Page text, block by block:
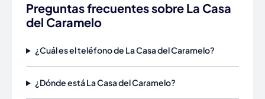
Preguntas frecuentes sobre La Casa
del Caramelo
¿Cuál es el teléfono de La Casa del Caramelo?
¿Dónde está La Casa del Caramelo?